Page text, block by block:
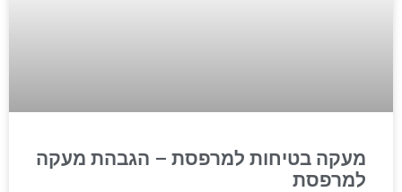
מעקה בטיחות למרפסת – הגבהת מעקה
למרפסת